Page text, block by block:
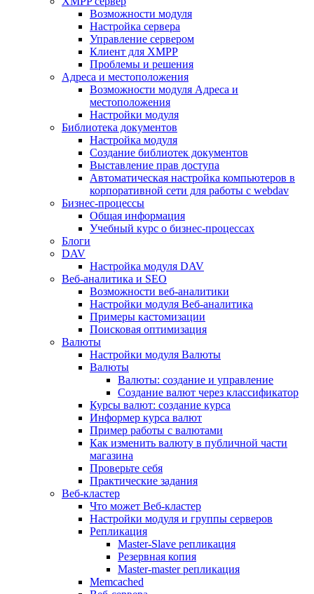
Возможности модуля
Настройка сервера
Управление сервером
Клиент для XMPP
Проблемы и решения
Адреса и местоположения
Возможности модуля Адреса и
местоположения
Настройки модуля
Библиотека документов
Настройка модуля
Создание библиотек документов
Выставление прав доступа
Автоматическая настройка компьютеров в
корпоративной сети для работы с webdav
Бизнес-процессы
Общая информация
Учебный курс о бизнес-процессах
Блоги
DAV
Настройка модуля DAV
Веб-аналитика и SEO
Возможности веб-аналитики
Настройки модуля Веб-аналитика
Примеры кастомизации
Поисковая оптимизация
Валюты
Настройки модуля Валюты
Валюты
Валюты: создание и управление
Создание валют через классификатор
Курсы валют: создание курса
Информер курса валют
Пример работы с валютами
Как изменить валюту в публичной части
магазина
Проверьте себя
Практические задания
Веб-кластер
Что может Веб-кластер
Настройки модуля и группы серверов
Репликация
Master-Slave репликация
Резервная копия
Master-master репликация
Memcached